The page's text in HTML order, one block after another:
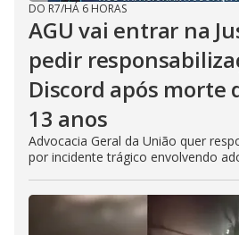
DO R7/HÁ 6 HORAS
AGU vai entrar na
pedir
Discord após morte
13 anos
Advocacia Geral da União quer
por incidente trágico envolvendo